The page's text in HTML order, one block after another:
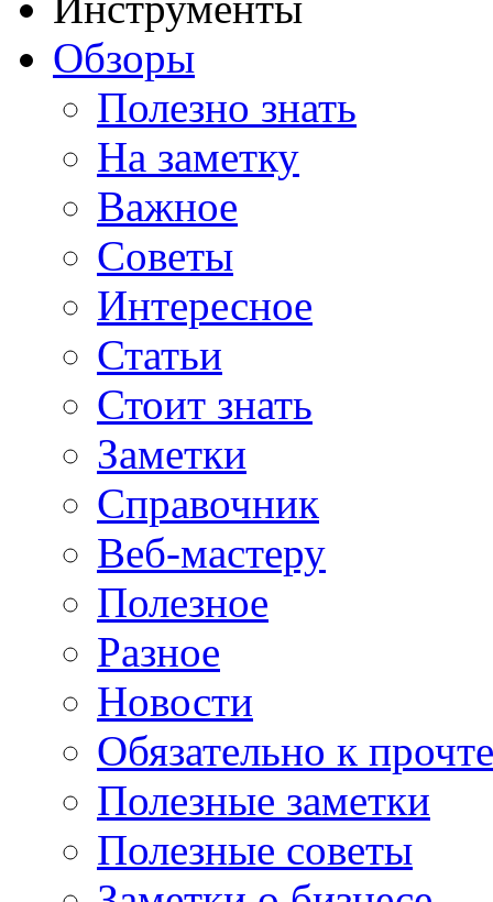
Обзоры
Полезно знать
На заметку
Важное
Советы
Интересное
Статьи
Стоит знать
Заметки
Справочник
Веб-мастеру
Полезное
Разное
Новости
Обязательно к
Полезные заметки
Полезные советы